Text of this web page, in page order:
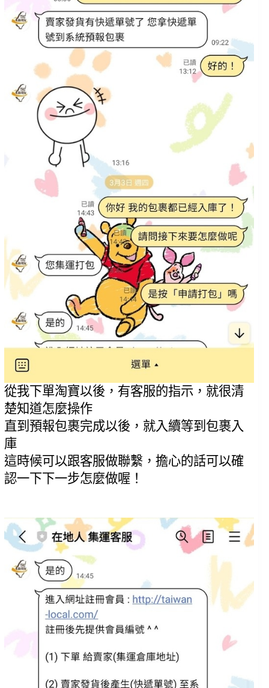
從我下單淘寶以後，有客服的指示，就很清
楚知道怎麼操作
直到預報包裹完成以後，就入續等到包裹入
庫
這時候可以跟客服做聯繫，擔心的話可以確
認一下下一步怎麼做喔！